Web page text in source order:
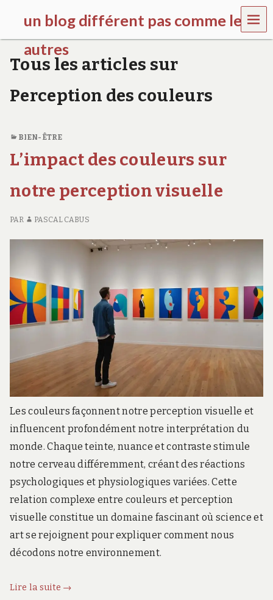
un blog différent pas comme les
autres
f
c
i
l
d
r
n
.
r
MEN
U
Tous les articles sur
Perception des couleurs
BIEN-ÊTRE
L’impact des couleurs sur
notre perception visuelle
PAR PASCAL CABUS
Les couleurs façonnent notre perception visuelle et
influencent profondément notre interprétation du
monde. Chaque teinte, nuance et contraste stimule
notre cerveau différemment, créant des réactions
psychologiques et physiologiques variées. Cette
relation complexe entre couleurs et perception
visuelle constitue un domaine fascinant où science et
art se rejoignent pour expliquer comment nous
décodons notre environnement.
Lire la suite
L’impact
→